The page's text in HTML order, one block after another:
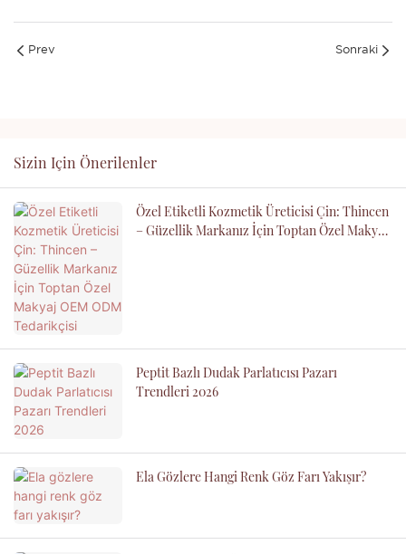
Prev Sonraki
Sizin Için Önerilenler
Özel Etiketli Kozmetik Üreticisi Çin: Thincen
– Güzellik Markanız İçin Toptan Özel Makyaj
Peptit Bazlı Dudak Parlatıcısı Pazarı
Trendleri 2026
Ela Gözlere Hangi Renk Göz Farı Yakışır?